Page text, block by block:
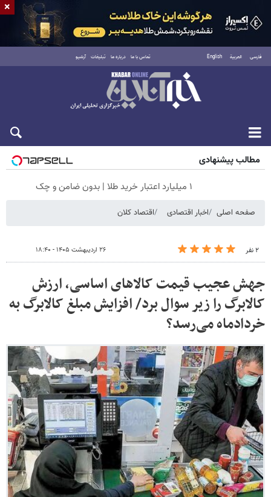
فارسی العربية English تماس با ما درباره ما تبلیغات آرشیو
جمعه ۱۶ مرداد ۱۴۰۵
مطالب پیشنهادی
۱ میلیارد اعتبار خرید طلا | بدون ضامن و چک
صفحه اصلی اخبار اقتصادی اقتصاد کلان
۲ نفر ۲۶ اردیبهشت ۱۴۰۵ - ۱۸:۴۰
جهش عجیب قیمت کالاهای اساسی، ارزش
کالابرگ را زیر سوال برد/ افزایش مبلغ کالابرگ به
خردادماه می‌رسد؟
×